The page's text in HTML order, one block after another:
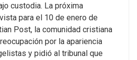
custodia. La próxima
para el 10 de enero de
Post, la comunidad cristiana
por la apariencia
y pidió al tribunal que